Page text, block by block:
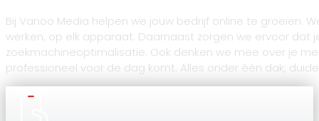
Bij Vanoo Media helpen we jouw bedrijf online te groeien.
werken, op elk apparaat. Daarnaast zorgen we ervoor
zoekmachineoptimalisatie. Ook denken we mee over je
professioneel voor de dag komt. Alles onder één dak,